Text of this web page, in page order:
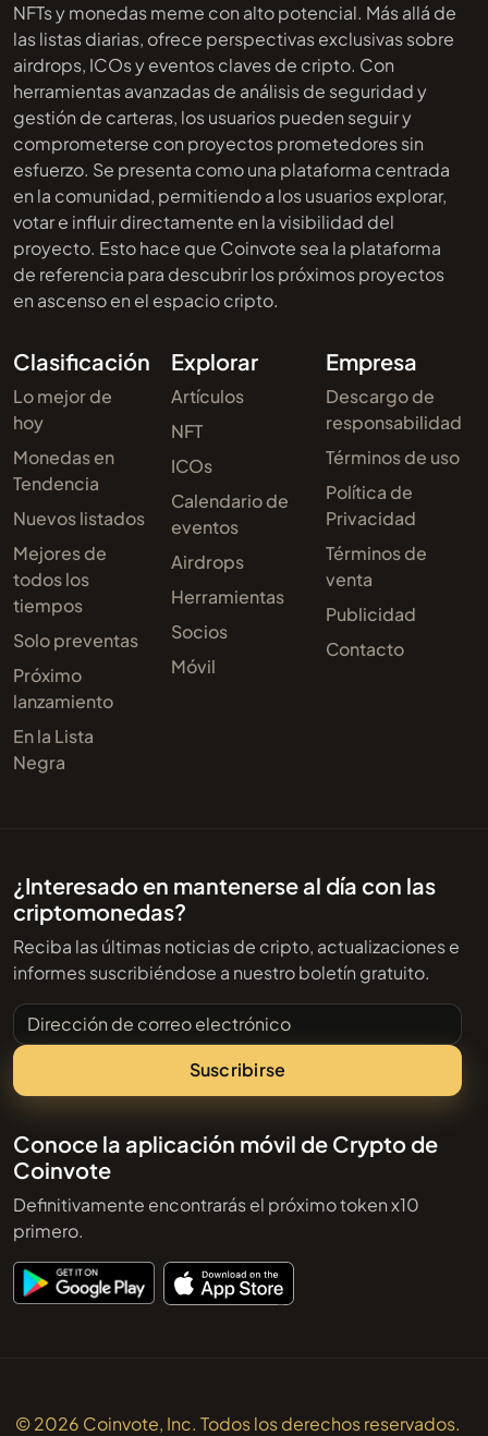
NFTs y monedas meme con alto potencial. Más allá de
las listas diarias, ofrece perspectivas exclusivas sobre
airdrops, ICOs y eventos claves de cripto. Con
herramientas avanzadas de análisis de seguridad y
gestión de carteras, los usuarios pueden seguir y
comprometerse con proyectos prometedores sin
esfuerzo. Se presenta como una plataforma centrada
en la comunidad, permitiendo a los usuarios explorar,
votar e influir directamente en la visibilidad del
proyecto. Esto hace que Coinvote sea la plataforma
de referencia para descubrir los próximos proyectos
en ascenso en el espacio cripto.
Clasificación
Lo mejor de
hoy
Monedas en
Tendencia
Nuevos listados
Mejores de
todos los
tiempos
Solo preventas
Próximo
lanzamiento
En la Lista
Negra
Explorar
Artículos
NFT
ICOs
Calendario de
eventos
Airdrops
Herramientas
Socios
Móvil
Empresa
Descargo de
responsabilidad
Términos de uso
Política de
Privacidad
Términos de
venta
Publicidad
Contacto
¿Interesado en mantenerse al día con las
criptomonedas?
Reciba las últimas noticias de cripto, actualizaciones e
informes suscribiéndose a nuestro boletín gratuito.
Dirección de correo electrónico
Suscribirse
Conoce la aplicación móvil de Crypto de
Coinvote
Definitivamente encontrarás el próximo token x10
primero.
© 2026 Coinvote, Inc. Todos los derechos reservados.